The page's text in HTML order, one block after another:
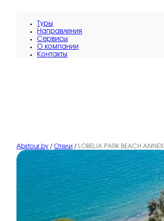
Туры
Направления
Сервисы
O компании
Контакты
Abstour.by / Отели / LOBELIA PARK BEACH ANNEX